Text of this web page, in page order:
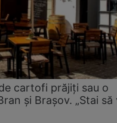
cartofi prăjiţi sau o
şi Braşov. „Stai să